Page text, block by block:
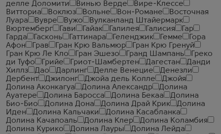
делле Доломити
Винью Верде
Вире-Клессе
Витториа
Воклюз Вольне Вон-Романе
Восточная
Луара
Вувре Вужо
Вулканланд Штайермарк
Вюртемберг
Гави Гайак Галилея Галисия
Гар
Гарда
Гасконь Гаттинара Геленджик Гемме
Гора
Афон
Грав Гран Крю Вальмюр
Гран Крю Гренуй
Гран Крю Ле Кло
Гран Эшезо Гранд Шампань
Греко
ди Туфо
Грийе Гриот-Шамбертен Дагестан
Данди
Хиллз
Дао Дарлинг Делле Венецие
Денезли
Дербент
Джилонг Джойа дель Колле
Джойя
Долина Аконкагуа
Долина Александр
Долина
Ауатере
Долина Баросса Долина Бекаа
Долина
Био-Био
Долина Дона Долина Драй Крик
Долина
Иден
Долина Кальчаки
Долина Касабланка
Долина Качапоаль
Долина Клер
Долина Коламбия
Долина Курико
Долина Лауры
Долина Лейда